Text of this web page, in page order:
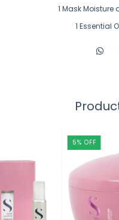
1 Mask Moisture
1 Essential
5% OFF